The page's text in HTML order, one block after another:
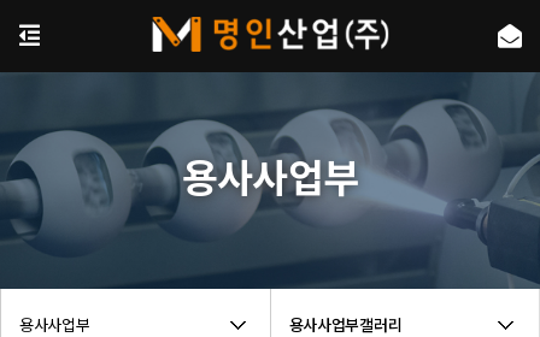
용사사업부 용사사업부갤러리
용사사업부